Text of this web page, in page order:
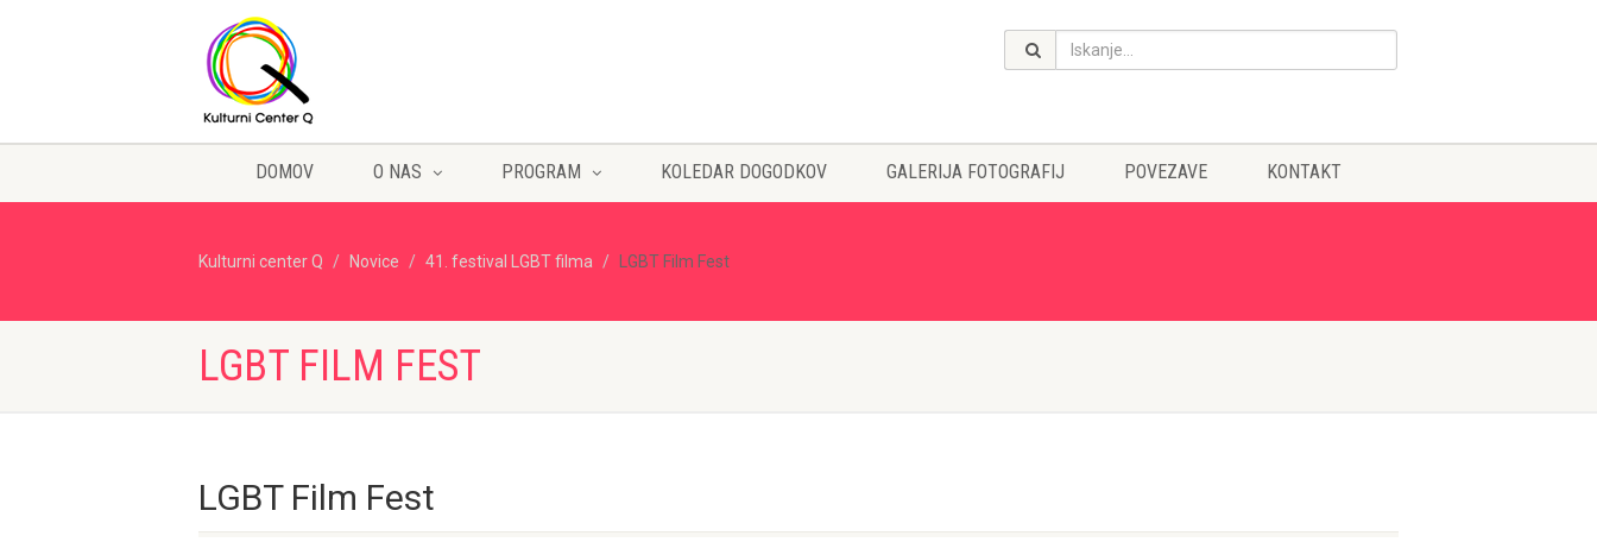
DOMOV O NAS PROGRAM KOLEDAR DOGODKOV GALERIJA FOTOGRAFIJ POVEZAVE KONTAKT
Kulturni center Q Novice 41. festival LGBT filma LGBT Film Fest
LGBT FILM FEST
LGBT Film Fest